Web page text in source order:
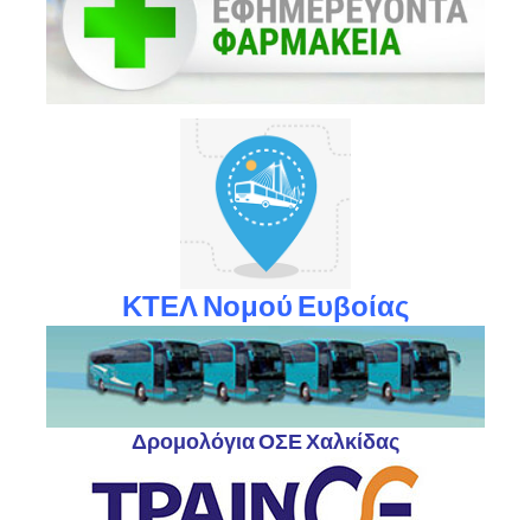
ΚΤΕΛ Νομού Ευβοίας
Δρομολόγια ΟΣΕ Χαλκίδας